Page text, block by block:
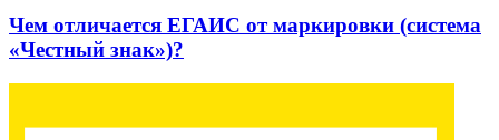
Чем отличается ЕГАИС от маркировки (система
«Честный знак»)?